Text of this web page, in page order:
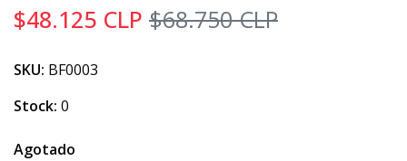
$48.125 CLP $68.750 CLP
SKU: BF0003
Stock: 0
Agotado